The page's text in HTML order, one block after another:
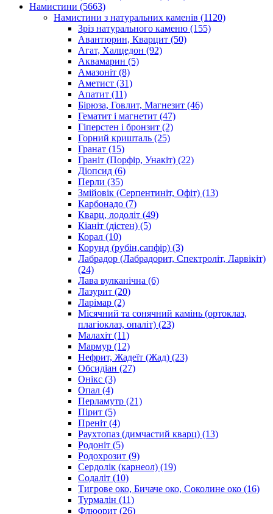
Намистини (5663)
Намистини з натуральних каменів (1120)
Зріз натурального каменю (155)
Авантюрин, Кварцит (50)
Агат, Халцедон (92)
Аквамарин (5)
Амазоніт (8)
Аметист (31)
Апатит (11)
Бірюза, Говлит, Магнезит (46)
Гематит і магнетит (47)
Гіперстен і бронзит (2)
Горний кришталь (25)
Гранат (15)
Граніт (Порфір, Унакіт) (22)
Діопсид (6)
Перли (35)
Змійовік (Серпентиніт, Офіт) (13)
Карбонадо (7)
Кварц, лодоліт (49)
Кіаніт (дістен) (5)
Корал (10)
Корунд (рубін,сапфір) (3)
Лабрадор (Лабрадорит, Спектроліт, Ларвікіт)
(24)
Лава вулканічна (6)
Лазурит (20)
Ларімар (2)
Місячний та сонячний камінь (ортоклаз,
плагіоклаз, опаліт) (23)
Малахіт (11)
Мармур (12)
Нефрит, Жадеїт (Жад) (23)
Обсидіан (27)
Онікс (3)
Опал (4)
Перламутр (21)
Пірит (5)
Преніт (4)
Раухтопаз (димчастий кварц) (13)
Родоніт (5)
Родохрозит (9)
Сердолік (карнеол) (19)
Содаліт (10)
Тигрове око, Бичаче око, Соколине око (16)
Турмалін (11)
Флюорит (26)